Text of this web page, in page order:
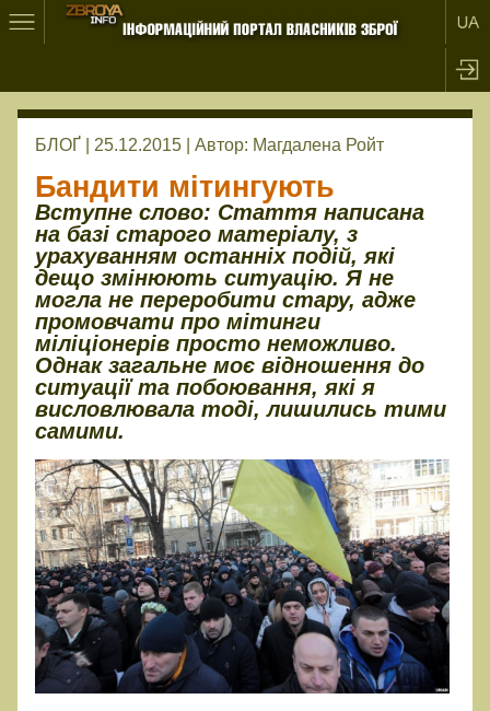
БЛОҐ | 25.12.2015 | Автор: Магдалена Ройт
Бандити мітингують
Вступне слово: Стаття написана
на базі старого матеріалу, з
урахуванням останніх подій, які
дещо змінюють ситуацію. Я не
могла не переробити стару, адже
промовчати про мітинги
міліціонерів просто неможливо.
Однак загальне моє відношення до
ситуації та побоювання, які я
висловлювала тоді, лишились тими
самими.